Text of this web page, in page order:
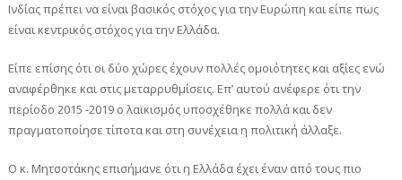
Ινδίας πρέπει να είναι βασικός στόχος για την Ευρώπη και είπε πως
είναι κεντρικός στόχος για την Ελλάδα.
Είπε επίσης ότι οι δύο χώρες έχουν πολλές ομοιότητες και αξίες ενώ
αναφέρθηκε και στις μεταρρυθμίσεις. Επ’ αυτού ανέφερε ότι την
περίοδο 2015 -2019 ο λαϊκισμός υποσχέθηκε πολλά και δεν
πραγματοποίησε τίποτα και στη συνέχεια η πολιτική άλλαξε.
Ο κ. Μητσοτάκης επισήμανε ότι η Ελλάδα έχει έναν από τους πιο